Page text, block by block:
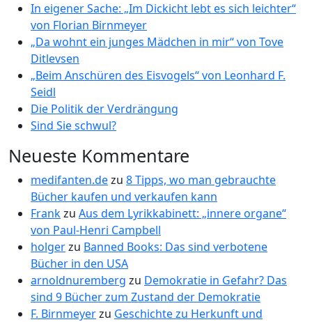
In eigener Sache: „Im Dickicht lebt es sich leichter“
von Florian Birnmeyer
„Da wohnt ein junges Mädchen in mir“ von Tove
Ditlevsen
„Beim Anschüren des Eisvogels“ von Leonhard F.
Seidl
Die Politik der Verdrängung
Sind Sie schwul?
Neueste Kommentare
medifanten.dezu 8 Tipps, wo man gebrauchte
Bücher kaufen und verkaufen kann
Frankzu Aus dem Lyrikkabinett: „innere organe“
von Paul-Henri Campbell
holgerzu Banned Books: Das sind verbotene
Bücher in den USA
arnoldnuremberg zu Demokratie in Gefahr? Das
sind 9 Bücher zum Zustand der Demokratie
F. Birnmeyerzu Geschichte zu Herkunft und